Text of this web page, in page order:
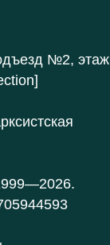
№2, этаж